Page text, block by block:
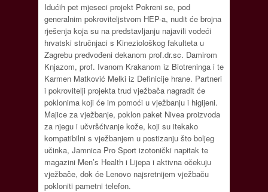
Idućih pet mjeseci projekt Pokreni se, pod
generalnim pokroviteljstvom HEP-a, nudit će brojna
rješenja koja su na predstavljanju najavili vodeći
hrvatski stručnjaci s Kineziološkog fakulteta u
Zagrebu predvođeni dekanom prof.dr.sc. Damirom
Knjazom, prof. Ivanom Krakanom iz Biotreninga i te
Karmen Matković Melki iz Definicije hrane. Partneri
i pokrovitelji projekta trud vježbača nagradit će
poklonima koji će im pomoći u vježbanju i higijeni.
Majice za vježbanje, poklon paket Nivea proizvoda
za njegu i učvršćivanje kože, koji su itekako
kompatibilni s vježbanjem u postizanju što boljeg
učinka, Jamnica Pro Sport izotonički napitak te
magazini Men’s Health i Lijepa i aktivna očekuju
vježbače, dok će Lenovo najsretnijem vježbaču
pokloniti pametni telefon.